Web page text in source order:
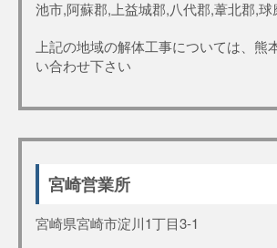
池市,阿蘇郡,上益城郡,八代郡,葦北郡,球
上記の地域の解体工事については、熊
い合わせ下さい
宮崎営業所
宮崎県宮崎市淀川1丁目3-1